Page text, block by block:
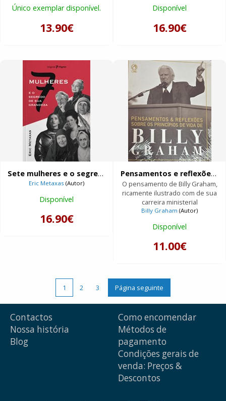
Único exemplar disponível.
13.90€
Disponível
16.90€
Sete mulheres e o segredo de sua grandeza
Eric Metaxas (Autor)
Disponível
16.90€
Pensamentos e reflexões sobre os princípios de vida de Billy Graham
O pensamento de Billy Graham,
ricamente ilustrado com de sua
carreira ministerial
Billy Graham (Autor)
Disponível
11.00€
1 2 3 Página seguinte
Contactos
Nossa história
Blog
Como encomendar
Métodos de
pagamento
Condições gerais de
venda: Preços &
Descontos